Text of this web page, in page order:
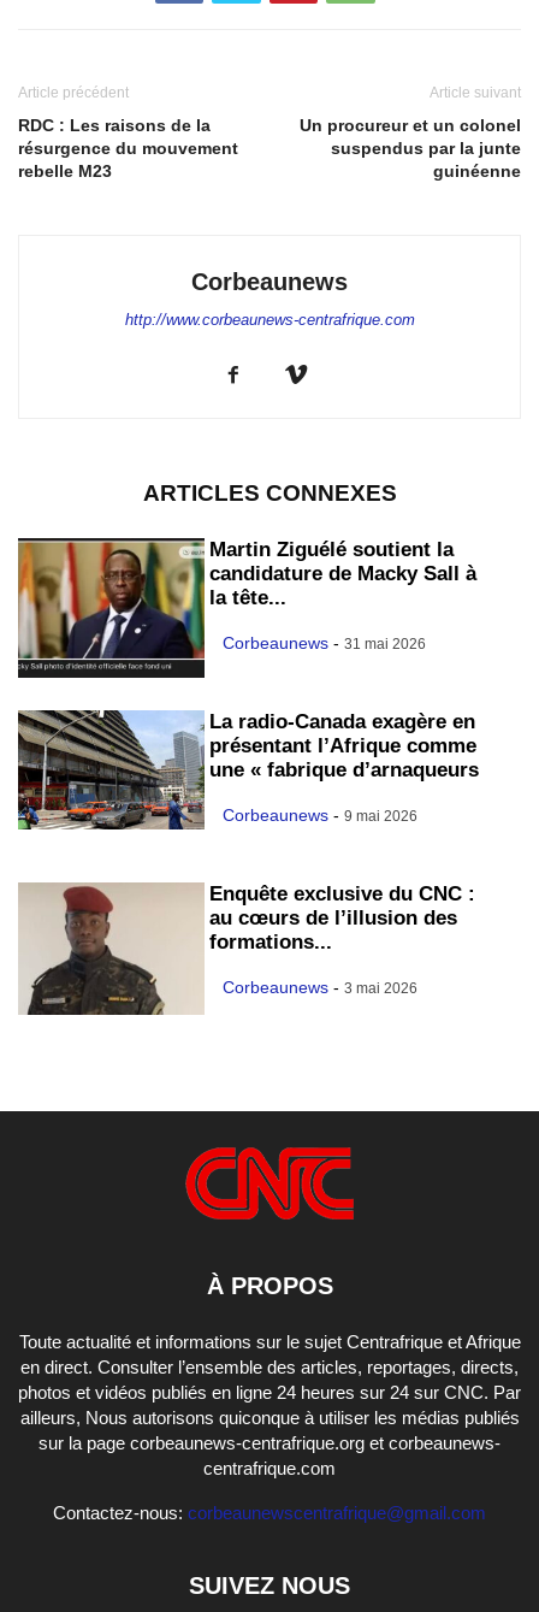
Article précédent
RDC : Les raisons de la
résurgence du mouvement
rebelle M23
Article suivant
Un procureur et un colonel
suspendus par la junte
guinéenne
Corbeaunews
http://www.corbeaunews-centrafrique.com
ARTICLES CONNEXES
Martin Ziguélé soutient la
candidature de Macky Sall à
la tête...
Corbeaunews - 31 mai 2026
La radio-Canada exagère en
présentant l’Afrique comme
une « fabrique d’arnaqueurs
Corbeaunews - 9 mai 2026
Enquête exclusive du CNC :
au cœurs de l’illusion des
formations...
Corbeaunews - 3 mai 2026
À PROPOS
Toute actualité et informations sur le sujet Centrafrique et Afrique
en direct. Consulter l’ensemble des articles, reportages, directs,
photos et vidéos publiés en ligne 24 heures sur 24 sur CNC. Par
ailleurs, Nous autorisons quiconque à utiliser les médias publiés
sur la page corbeaunews-centrafrique.org et corbeaunews-
centrafrique.com
Contactez-nous: corbeaunewscentrafrique@gmail.com
SUIVEZ NOUS